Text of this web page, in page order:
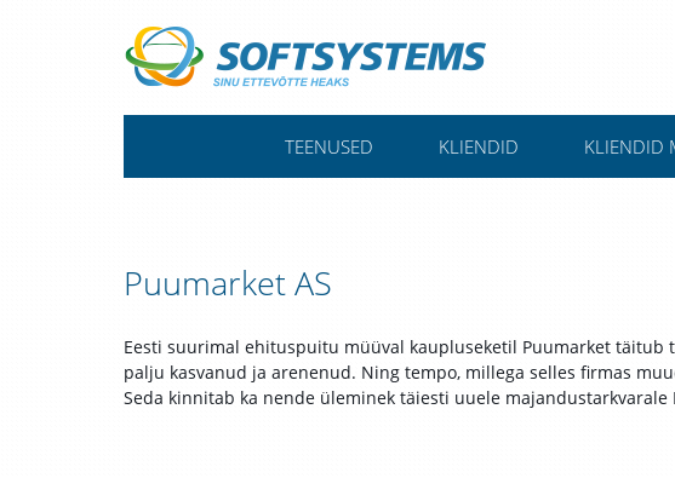
TEENUSED KLIENDID KLIENDID
Puumarket AS
Eesti suurimal ehituspuitu müüval kaupluseketil Puumarket täitub
palju kasvanud ja arenenud. Ning tempo, millega selles firmas
Seda kinnitab ka nende üleminek täiesti uuele majandustarkvarale